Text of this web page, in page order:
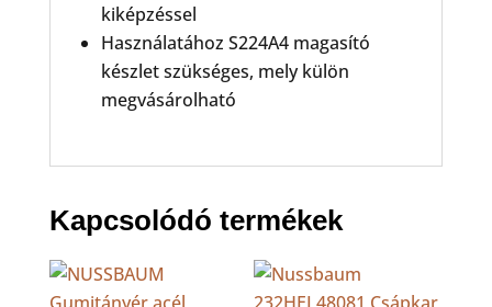
kiképzéssel
Használatához S224A4 magasító
készlet szükséges, mely külön
megvásárolható
Kapcsolódó termékek